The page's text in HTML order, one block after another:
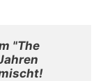
"The